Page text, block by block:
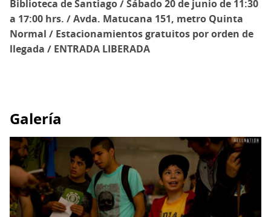
Biblioteca de Santiago / Sábado 20 de junio de 11:30
a 17:00 hrs. / Avda. Matucana 151, metro Quinta
Normal / Estacionamientos gratuitos por orden de
llegada / ENTRADA LIBERADA
Galería